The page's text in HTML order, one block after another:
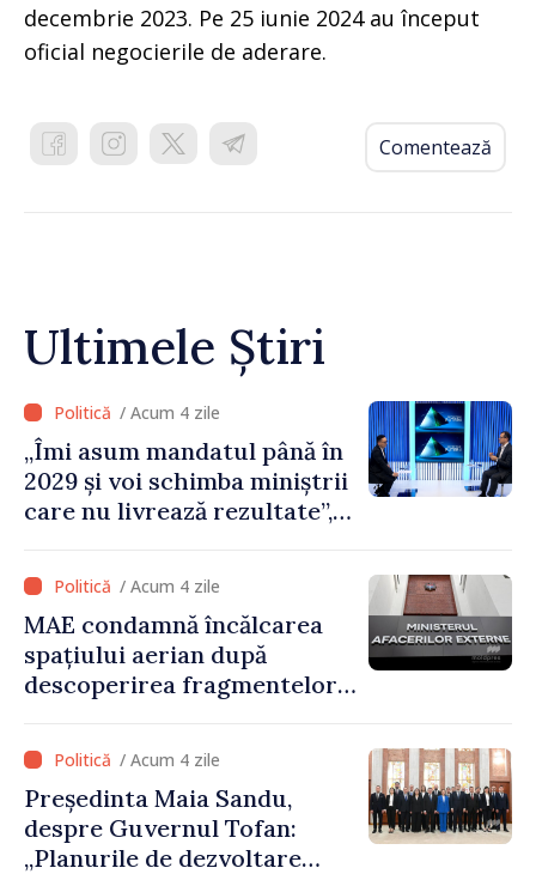
decembrie 2023. Pe 25 iunie 2024 au început
oficial negocierile de aderare.
Comentează
Ultimele Știri
/ Acum 4 zile
„Îmi asum mandatul până în
2029 și voi schimba miniștrii
care nu livrează rezultate”,
Tofan
/ Acum 4 zile
MAE condamnă încălcarea
spațiului aerian după
descoperirea fragmentelor
/ Acum 4 zile
Președinta Maia Sandu,
despre Guvernul Tofan:
„Planurile de dezvoltare